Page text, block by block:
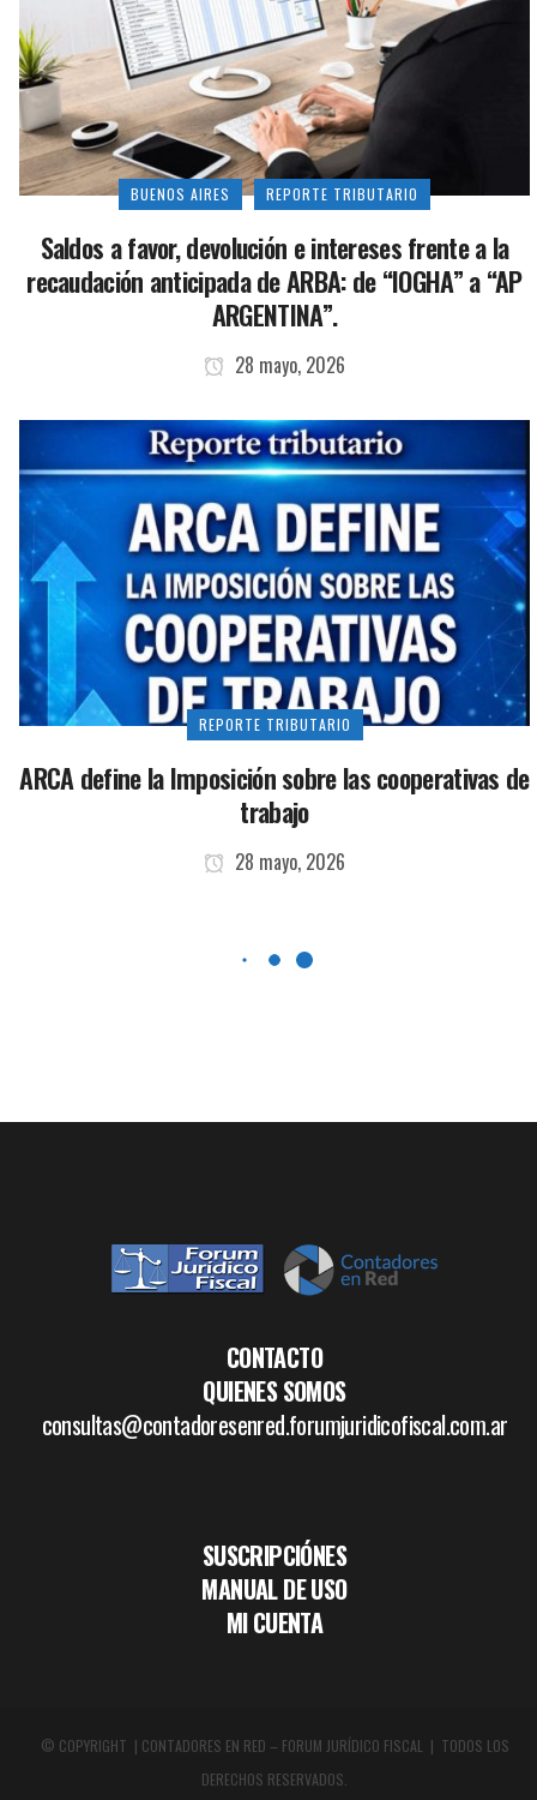
BUENOS AIRES REPORTE TRIBUTARIO
Saldos a favor, devolución e intereses frente a la
recaudación anticipada de ARBA: de “IOGHA” a “AP
ARGENTINA”.
28 mayo, 2026
REPORTE TRIBUTARIO
ARCA define la Imposición sobre las cooperativas de
trabajo
28 mayo, 2026
CONTACTO
QUIENES SOMOS
consultas@contadoresenred.forumjuridicofiscal.com.ar
SUSCRIPCIÓNES
MANUAL DE USO
MI CUENTA
© COPYRIGHT | CONTADORES EN RED – FORUM JURÍDICO FISCAL | TODOS LOS
DERECHOS RESERVADOS.